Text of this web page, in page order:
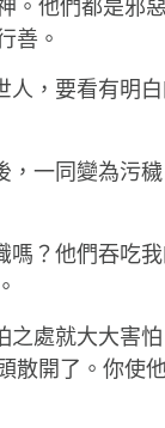
。他們都是邪
善。
人，要看有明
，一同變為污
嗎？他們吞吃
之處就大大害
散開了。你使